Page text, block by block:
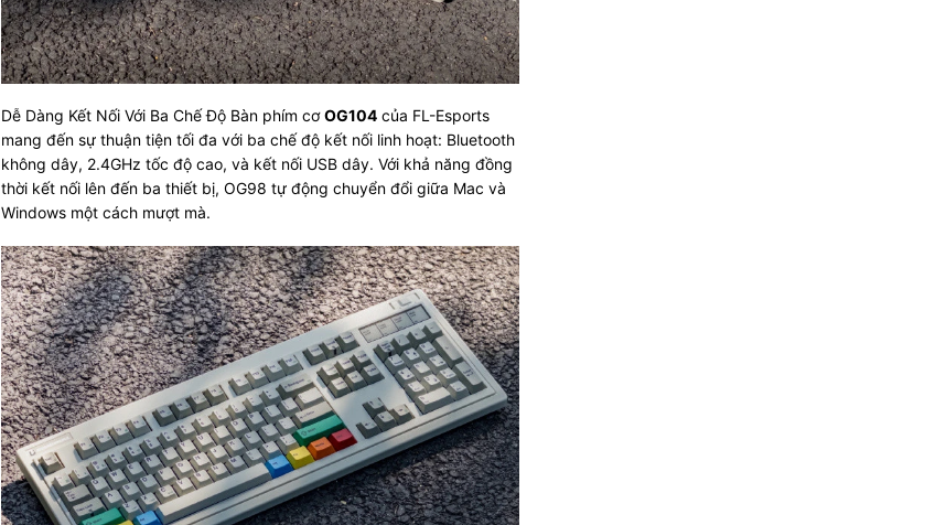
Dễ Dàng Kết Nối Với Ba Chế Độ Bàn phím cơOG104 của FL-Esports
mang đến sự thuận tiện tối đa với ba chế độ kết nối linh hoạt: Bluetooth
không dây, 2.4GHz tốc độ cao, và kết nối USB dây. Với khả năng đồng
thời kết nối lên đến ba thiết bị, OG98 tự động chuyển đổi giữa Mac và
Windows một cách mượt mà.